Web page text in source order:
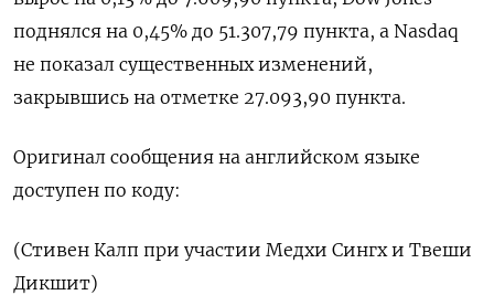
поднялся на 0,45% до 51.307,79 пункта, а Nasdaq
не показал существенных изменений,
закрывшись на отметке ​27.093,90 пункта.
Оригинал ⁠сообщения на английском языке
‌доступен по коду:
(Стивен ‌Калп при участии ​Медхи Сингх и ‌Твеши
Дикшит)